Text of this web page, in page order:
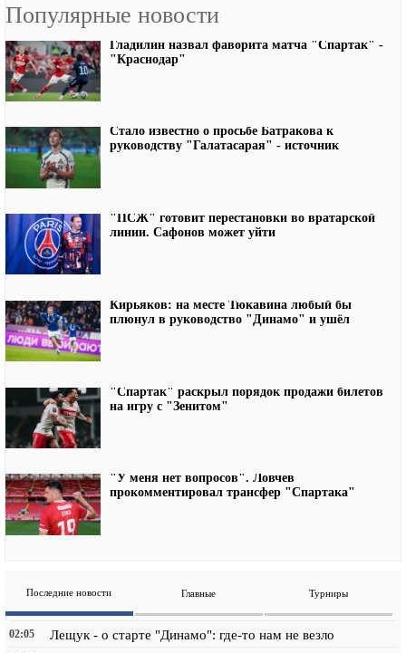
Популярные новости
Гладилин назвал фаворита матча "Спартак" -
"Краснодар"
Стало известно о просьбе Батракова к
руководству "Галатасарая" - источник
"ПСЖ" готовит перестановки во вратарской
линии. Сафонов может уйти
Кирьяков: на месте Тюкавина любый бы
плюнул в руководство "Динамо" и ушёл
"Спартак" раскрыл порядок продажи билетов
на игру с "Зенитом"
"У меня нет вопросов". Ловчев
прокомментировал трансфер "Спартака"
Последние новости Главные Турниры
02:05 Лещук - о старте "Динамо": где-то нам не везло